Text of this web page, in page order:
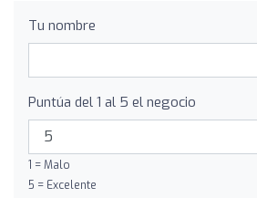
Tu nombre
Puntúa del 1 al 5 el negocio
1 = Malo
5 = Excelente